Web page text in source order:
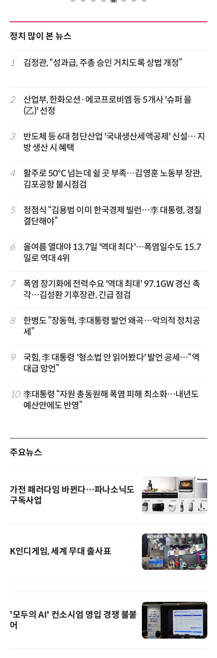
정치 많이 본 뉴스
1 김정관, “성과급, 주총 승인 거치도록 상법 개정”
2
산업부, 한화오션·에코프로비엠 등 5개사 '슈퍼 을
(乙)' 선정
3
반도체 등 6대 첨단산업 '국내생산세액공제' 신설… 지
방 생산 시 혜택
4
활주로 50℃ 넘는데 쉴 곳 부족…김영훈 노동부 장관,
김포공항 불시점검
5
정점식 “김용범 이미 한국경제 빌런…李 대통령, 경질
결단해야”
6
올여름 열대야 13.7일 '역대 최다'…폭염일수도 15.7
일로 역대 4위
7
폭염 장기화에 전력수요 '역대 최대' 97.1GW 경신 촉
각…김성환 기후장관, 긴급 점검
8
한병도 “장동혁, 李대통령 발언 왜곡…악의적 정치공
세”
9
국힘, 李 대통령 '형소법 안 읽어봤다' 발언 공세…“역
대급 망언”
10 李대통령 “자원 총동원해 폭염 피해 최소화…내년도
예산안에도 반영”
주요뉴스
가전 패러다임 바뀐다…파나소닉도
구독사업
K인디게임, 세계 무대 출사표
'모두의 AI' 컨소시엄 영입 경쟁 불붙
어